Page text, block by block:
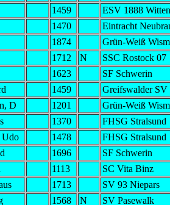
1459
ESV 1888
1470
Eintracht
1874
Grün-Weiß
1712 N
SSC Rostock 07
1623
SF Schwerin
1459
Greifswalder SV
D 1201
Grün-Weiß
1370
FHSG Stralsund
Udo 1478
FHSG Stralsund
1696
SF Schwerin
1113
SC Vita Binz
1713
SV 93 Niepars
1568 N
SV Pasewalk